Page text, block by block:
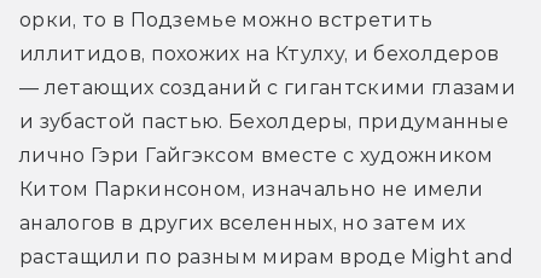
орки, то в Подземье можно встретить
иллитидов, похожих на Ктулху, и бехолдеров
— летающих созданий с гигантскими глазами
и зубастой пастью. Бехолдеры, придуманные
лично Гэри Гайгэксом вместе с художником
Китом Паркинсоном, изначально не имели
аналогов в других вселенных, но затем их
растащили по разным мирам вроде Might and